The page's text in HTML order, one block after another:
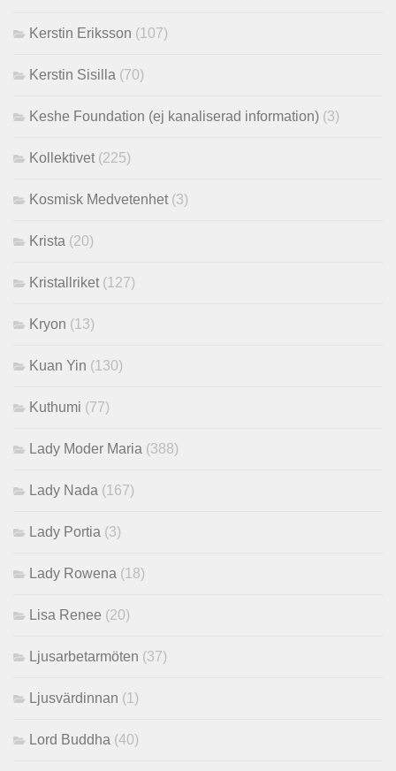
Kerstin Eriksson (107)
Kerstin Sisilla (70)
Keshe Foundation (ej kanaliserad information) (3)
Kollektivet (225)
Kosmisk Medvetenhet (3)
Krista (20)
Kristallriket (127)
Kryon (13)
Kuan Yin (130)
Kuthumi (77)
Lady Moder Maria (388)
Lady Nada (167)
Lady Portia (3)
Lady Rowena (18)
Lisa Renee (20)
Ljusarbetarmöten (37)
Ljusvärdinnan (1)
Lord Buddha (40)